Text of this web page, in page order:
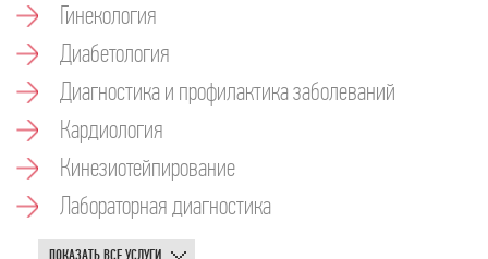
Гинекология
Диабетология
Диагностика и профилактика заболеваний
Кардиология
Кинезиотейпирование
Лабораторная диагностика
ПОКАЗАТЬ ВСЕ УСЛУГИ